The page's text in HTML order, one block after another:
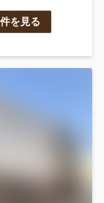
を見る